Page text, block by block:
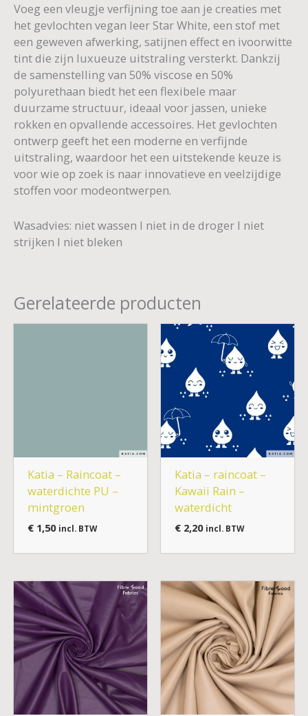
Voeg een vleugje verfijning toe aan je creaties met
het gevlochten vegan leer Star White, een stof met
een geweven afwerking, satijnen effect en ivoorwitte
tint die zijn luxueuze uitstraling versterkt. Dankzij
de samenstelling van 50% viscose en 50%
polyurethaan biedt het een flexibele maar
duurzame structuur, ideaal voor jassen, unieke
rokken en opvallende accessoires. Het gevlochten
ontwerp geeft het een moderne en verfijnde
uitstraling, waardoor het een uitstekende keuze is
voor wie op zoek is naar innovatieve en veelzijdige
stoffen voor modeontwerpen.
Wasadvies: niet wassen I niet in de droger I niet
strijken I niet bleken
Gerelateerde producten
Katia – Raincoat –
waterdichte PU –
mintgroen
€1,50 incl. BTW
Katia – raincoat –
Kawaii Rain –
waterdicht
€2,20 incl. BTW